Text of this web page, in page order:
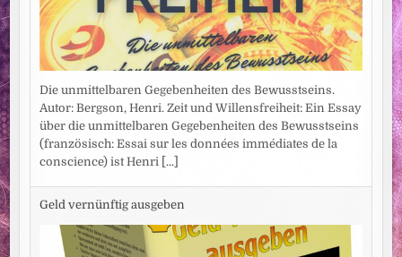
Die unmittelbaren Gegebenheiten des Bewusstseins.
Autor: Bergson, Henri. Zeit und Willensfreiheit: Ein Essay
über die unmittelbaren Gegebenheiten des Bewusstseins
(französisch: Essai sur les données immédiates de la
conscience) ist Henri [...]
Geld vernünftig ausgeben